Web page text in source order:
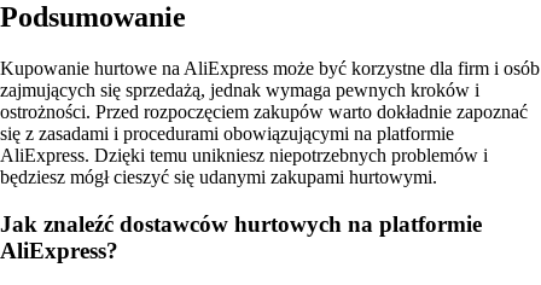
Podsumowanie
Kupowanie hurtowe na AliExpress może być korzystne dla firm i osób
zajmujących się sprzedażą, jednak wymaga pewnych kroków i
ostrożności. Przed rozpoczęciem zakupów warto dokładnie zapoznać
się z zasadami i procedurami obowiązującymi na platformie
AliExpress. Dzięki temu unikniesz niepotrzebnych problemów i
będziesz mógł cieszyć się udanymi zakupami hurtowymi.
Jak znaleźć dostawców hurtowych na platformie
AliExpress?